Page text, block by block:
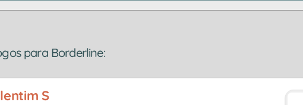
para Borderline:
S